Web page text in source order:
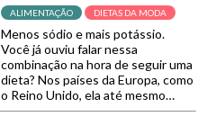
ALIMENTAÇÃO DIETAS DA MODA
Menos sódio e mais potássio.
Você já ouviu falar nessa
combinação na hora de seguir uma
dieta? Nos países da Europa, como
o Reino Unido, ela até mesmo
recebeu uma sigla: LSHP (low